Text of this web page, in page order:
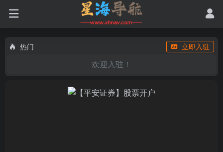
热门 立即入驻
欢迎入驻！